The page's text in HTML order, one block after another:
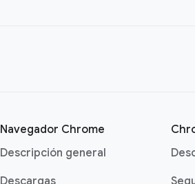
Navegador Chrome
Descripción general
Descargas